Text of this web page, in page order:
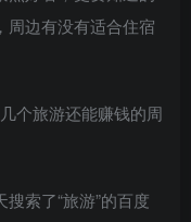
周边有没有适合住宿
索了“旅游”的百度